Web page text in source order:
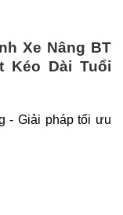
Xe Nâng BT
Kéo Dài Tuổi